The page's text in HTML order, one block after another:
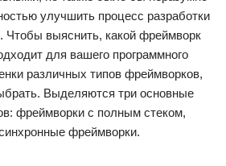
улучшить процесс разработки
Чтобы выяснить, какой фреймворк
для вашего программного
различных типов фреймворков,
Выделяются три основные
фреймворки с полным стеком,
фреймворки.